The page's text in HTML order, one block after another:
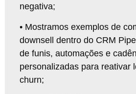
negativa;
• Mostramos exemplos de
downsell dentro do CRM
de funis, automações e
personalizadas para reativar
churn;